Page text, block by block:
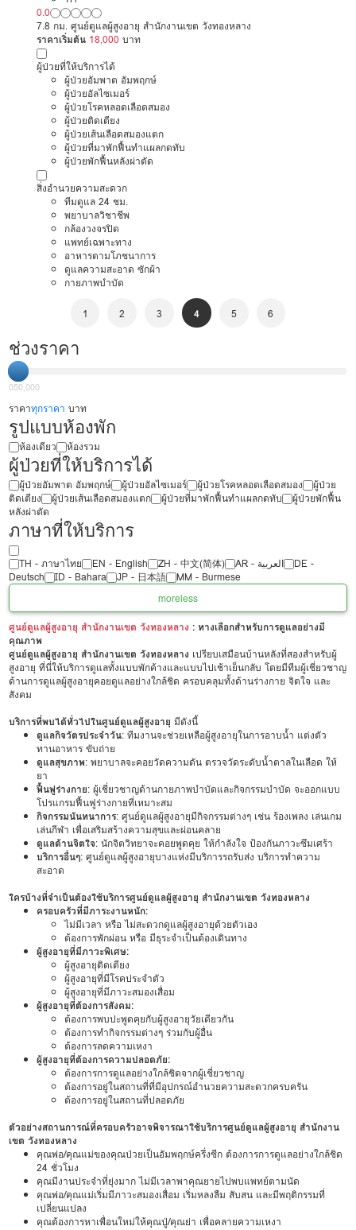
0.0
7.8 กม. ศูนย์ดูแลผู้สูงอายุ สำนักงานเขต วังทองหลาง
ราคาเริ่มต้น 18,000 บาท
ผู้ป่วยที่ให้บริการได้
ผู้ป่วยอัมพาต อัมพฤกษ์
ผู้ป่วยอัลไซเมอร์
ผู้ป่วยโรคหลอดเลือดสมอง
ผู้ป่วยติดเตียง
ผู้ป่วยเส้นเลือดสมองแตก
ผู้ป่วยที่มาพักฟื้นทำแผลกดทับ
ผู้ป่วยพักฟื้นหลังผ่าตัด
สิ่งอำนวยความสะดวก
ทีมดูแล 24 ชม.
พยาบาลวิชาชีพ
กล้องวงจรปิด
แพทย์เฉพาะทาง
อาหารตามโภชนาการ
ดูแลความสะอาด ซักผ้า
กายภาพบำบัด
1 2 3 4 5 6
ช่วงราคา
050,000
ราคาทุกราคา บาท
รูปแบบห้องพัก
ห้องเดียว ห้องรวม
ผู้ป่วยที่ให้บริการได้
ผู้ป่วยอัมพาต อัมพฤกษ์ ผู้ป่วยอัลไซเมอร์ ผู้ป่วยโรคหลอดเลือดสมอง
ผู้ป่วย
ติดเตียง
ผู้ป่วยเส้นเลือดสมองแตก ผู้ป่วยที่มาพักฟื้นทำแผลกดทับ
ผู้ป่วยพักฟื้น
หลังผ่าตัด
ภาษาที่ให้บริการ
TH - ‏ภาษาไทย EN - English ZH - 中文(简体) ‏AR - ‏العربية‏
DE -
Deutsch
ID - Bahara JP - 日本語
MM - Burmese
moreless
ศูนย์ดูแลผู้สูงอายุ สำนักงานเขต วังทองหลาง : ทางเลือกสำหรับการดูแลอย่างมี
คุณภาพ
ศูนย์ดูแลผู้สูงอายุ สำนักงานเขต วังทองหลาง เปรียบเสมือนบ้านหลังที่สองสำหรับผู้
สูงอายุ ที่นี่ให้บริการดูแลทั้งแบบพักค้างและแบบไปเช้าเย็นกลับ โดยมีทีมผู้เชี่ยวชาญ
ด้านการดูแลผู้สูงอายุคอยดูแลอย่างใกล้ชิด ครอบคลุมทั้งด้านร่างกาย จิตใจ และ
สังคม
บริการที่พบได้ทั่วไปในศูนย์ดูแลผู้สูงอายุ มีดังนี้
ดูแลกิจวัตรประจำวัน: ทีมงานจะช่วยเหลือผู้สูงอายุในการอาบน้ำ แต่งตัว
ทานอาหาร ขับถ่าย
ดูแลสุขภาพ: พยาบาลจะคอยวัดความดัน ตรวจวัดระดับน้ำตาลในเลือด ให้
ยา
ฟื้นฟูร่างกาย: ผู้เชี่ยวชาญด้านกายภาพบำบัดและกิจกรรมบำบัด จะออกแบบ
โปรแกรมฟื้นฟูร่างกายที่เหมาะสม
กิจกรรมนันทนาการ: ศูนย์ดูแลผู้สูงอายุมีกิจกรรมต่างๆ เช่น ร้องเพลง เล่นเกม
เล่นกีฬา เพื่อเสริมสร้างความสุขและผ่อนคลาย
ดูแลด้านจิตใจ: นักจิตวิทยาจะคอยพูดคุย ให้กำลังใจ ป้องกันภาวะซึมเศร้า
บริการอื่นๆ: ศูนย์ดูแลผู้สูงอายุบางแห่งมีบริการรถรับส่ง บริการทำความ
สะอาด
ใครบ้างที่จำเป็นต้องใช้บริการศูนย์ดูแลผู้สูงอายุ สำนักงานเขต วังทองหลาง
ครอบครัวที่มีภาระงานหนัก:
ไม่มีเวลา หรือ ไม่สะดวกดูแลผู้สูงอายุด้วยตัวเอง
ต้องการพักผ่อน หรือ มีธุระจำเป็นต้องเดินทาง
ผู้สูงอายุที่มีภาวะพิเศษ:
ผู้สูงอายุติดเตียง
ผู้สูงอายุที่มีโรคประจำตัว
ผู้สูงอายุที่มีภาวะสมองเสื่อม
ผู้สูงอายุที่ต้องการสังคม:
ต้องการพบปะพูดคุยกับผู้สูงอายุวัยเดียวกัน
ต้องการทำกิจกรรมต่างๆ ร่วมกับผู้อื่น
ต้องการลดความเหงา
ผู้สูงอายุที่ต้องการความปลอดภัย:
ต้องการการดูแลอย่างใกล้ชิดจากผู้เชี่ยวชาญ
ต้องการอยู่ในสถานที่ที่มีอุปกรณ์อำนวยความสะดวกครบครัน
ต้องการอยู่ในสถานที่ปลอดภัย
ตัวอย่างสถานการณ์ที่ครอบครัวอาจพิจารณาใช้บริการศูนย์ดูแลผู้สูงอายุ สำนักงาน
เขต วังทองหลาง
คุณพ่อ/คุณแม่ของคุณป่วยเป็นอัมพฤกษ์ครึ่งซีก ต้องการการดูแลอย่างใกล้ชิด
24 ชั่วโมง
คุณมีงานประจำที่ยุ่งมาก ไม่มีเวลาพาคุณยายไปพบแพทย์ตามนัด
คุณพ่อ/คุณแม่เริ่มมีภาวะสมองเสื่อม เริ่มหลงลืม สับสน และมีพฤติกรรมที่
เปลี่ยนแปลง
คุณต้องการหาเพื่อนใหม่ให้คุณปู่/คุณย่า เพื่อคลายความเหงา